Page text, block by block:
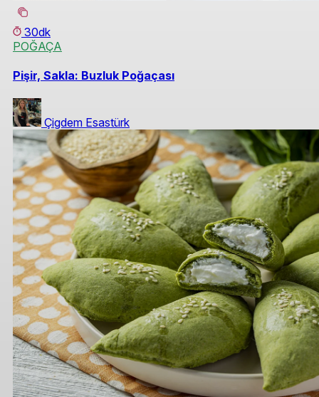
30dk
POĞAÇA
Pişir, Sakla: Buzluk Poğaçası
Çigdem Esastürk